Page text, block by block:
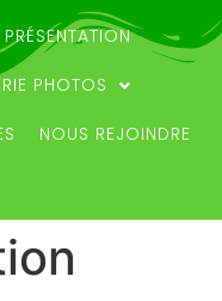
PRÉSENTATION
PHOTOS
NOUS REJOINDRE